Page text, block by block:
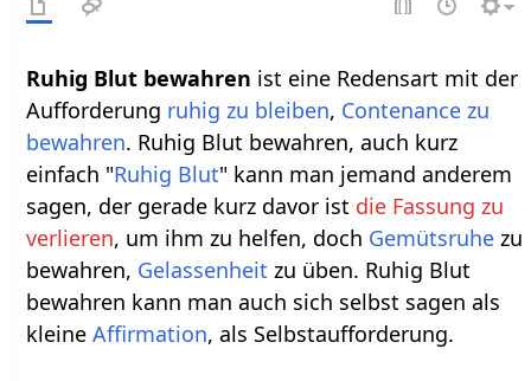
Ruhig Blut bewahren ist eine Redensart mit der
Aufforderung ruhig zu bleiben, Contenance zu
bewahren. Ruhig Blut bewahren, auch kurz
einfach "Ruhig Blut" kann man jemand anderem
sagen, der gerade kurz davor ist die Fassung zu
verlieren, um ihm zu helfen, doch Gemütsruhe zu
bewahren, Gelassenheit zu üben. Ruhig Blut
bewahren kann man auch sich selbst sagen als
kleineAffirmation, als Selbstaufforderung.